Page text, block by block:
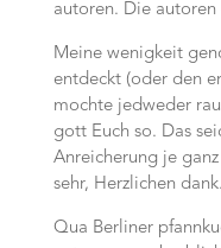
autoren. Die
Meine wenigkeit
entdeckt (oder den
mochte jedweder
gott Euch so. Das
Anreicherung je
sehr, Herzlichen dank.
Qua Berliner